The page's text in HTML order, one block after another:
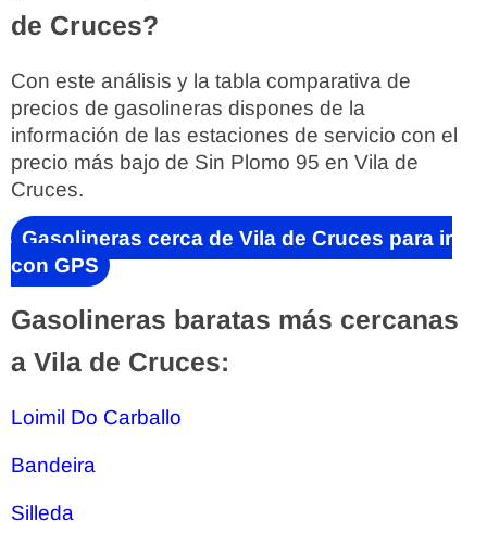
de Cruces?
Con este análisis y la tabla comparativa de
precios de gasolineras dispones de la
información de las estaciones de servicio con el
precio más bajo de Sin Plomo 95 en Vila de
Cruces.
Gasolineras cerca de Vila de Cruces para ir
con GPS
Gasolineras baratas más cercanas
a Vila de Cruces:
Loimil Do Carballo
Bandeira
Silleda